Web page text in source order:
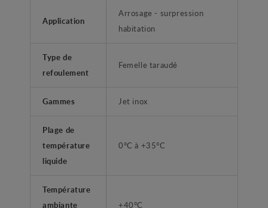
Application
Arrosage - surpression
habitation
Type de
refoulement
Femelle taraudé
Gammes Jet inox
Plage de
température
liquide
0°C à +35°C
Température
ambiante
+40°C